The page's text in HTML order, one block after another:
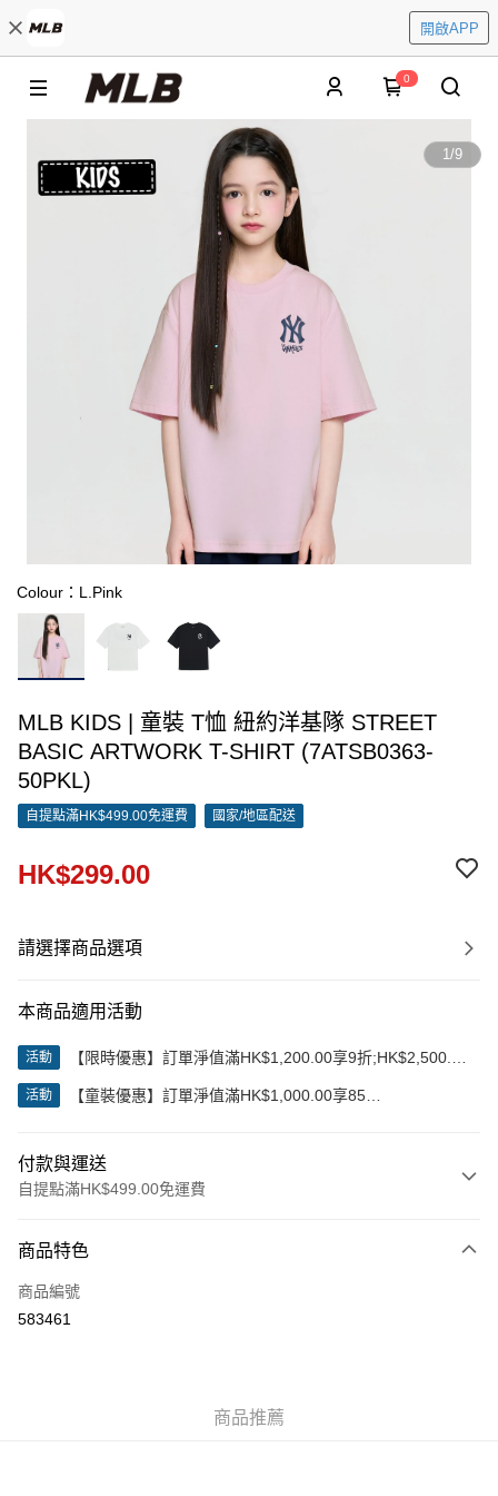
開啟APP
0
1/9
Colour：L.Pink
MLB KIDS | 童裝 T恤 紐約洋基隊 STREET
BASIC ARTWORK T-SHIRT (7ATSB0363-
50PKL)
自提點滿HK$499.00免運費 國家/地區配送
HK$299.00
請選擇商品選項
本商品適用活動
活動
【限時優惠】訂單淨值滿HK$1,200.00享9折;HK$2,500.00
活動
【童裝優惠】訂單淨值滿HK$1,000.00享85
付款與運送
自提點滿HK$499.00免運費
信用卡
Apple Pay
商品特色
商品編號
583461
商品推薦